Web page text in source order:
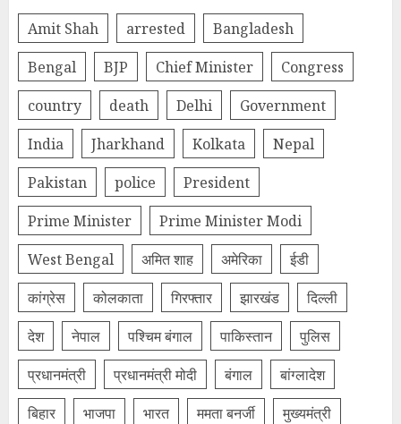
Amit Shah arrested
Bangladesh
Bengal
BJP Chief Minister
Congress
country
death Delhi
Government
India
Jharkhand Kolkata
Nepal
Pakistan
police
President
Prime Minister
Prime Minister Modi
West Bengal
अमित शाह अमेरिका
ईडी
कांग्रेस
कोलकाता गिरफ्तार झारखंड
दिल्‍ली
देश
नेपाल पश्चिम बंगाल पाकिस्तान
पुलिस
प्रधानमंत्री
प्रधानमंत्री मोदी बंगाल
बांग्लादेश
बिहार
भाजपा भारत ममता बनर्जी
मुख्यमंत्री